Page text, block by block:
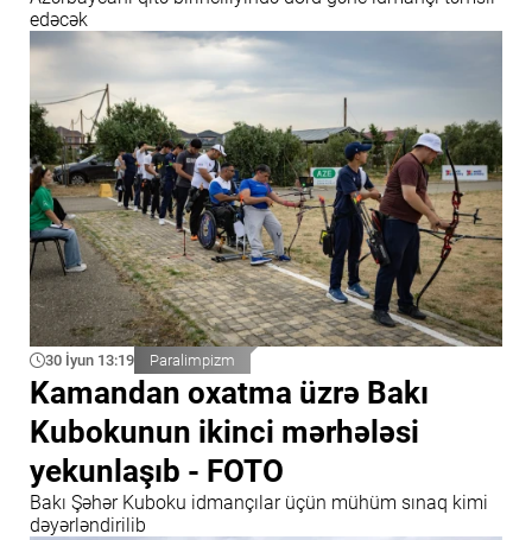
edəcək
30 İyun 13:19 Paralimpizm
Kamandan oxatma üzrə Bakı
Kubokunun ikinci mərhələsi
yekunlaşıb - FOTO
Bakı Şəhər Kuboku idmançılar üçün mühüm sınaq kimi
dəyərləndirilib